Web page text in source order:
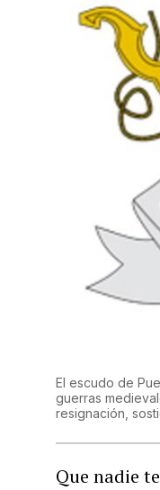
El escudo de
guerras
resignación,
Que nadie